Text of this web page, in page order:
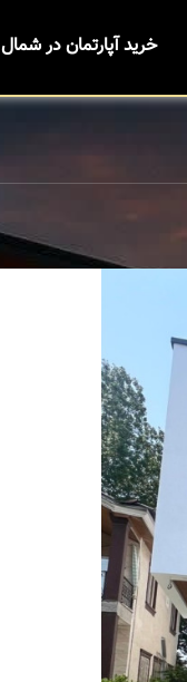
خرید آپارتمان در شمال